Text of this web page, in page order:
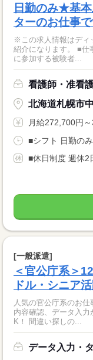
日勤のみ★基
ターのお仕事で
※この求人情報はディ
紹介になります。 ■仕
に参加する被験者...
看護師・准看
北海道札幌市
月給272,700円
■シフト 日勤の
■休日制度 週休2
[一般派遣]
＜官公庁系＞
ドル・シニア
人気の官公庁系のお仕事♪ ◎12桁の番号確認・データ入力◎
内容確認、データ入
K！ 間違い探しの...
データ入力・